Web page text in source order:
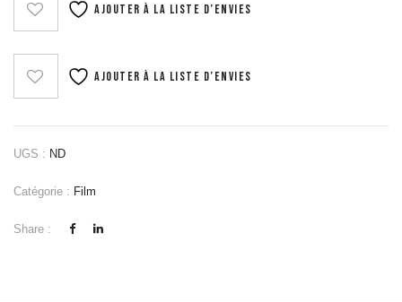
Wish
upon
Ajouter à la liste d’envies
Ajouter à la liste d’envies
UGS : ND
Catégorie : Film
Share :